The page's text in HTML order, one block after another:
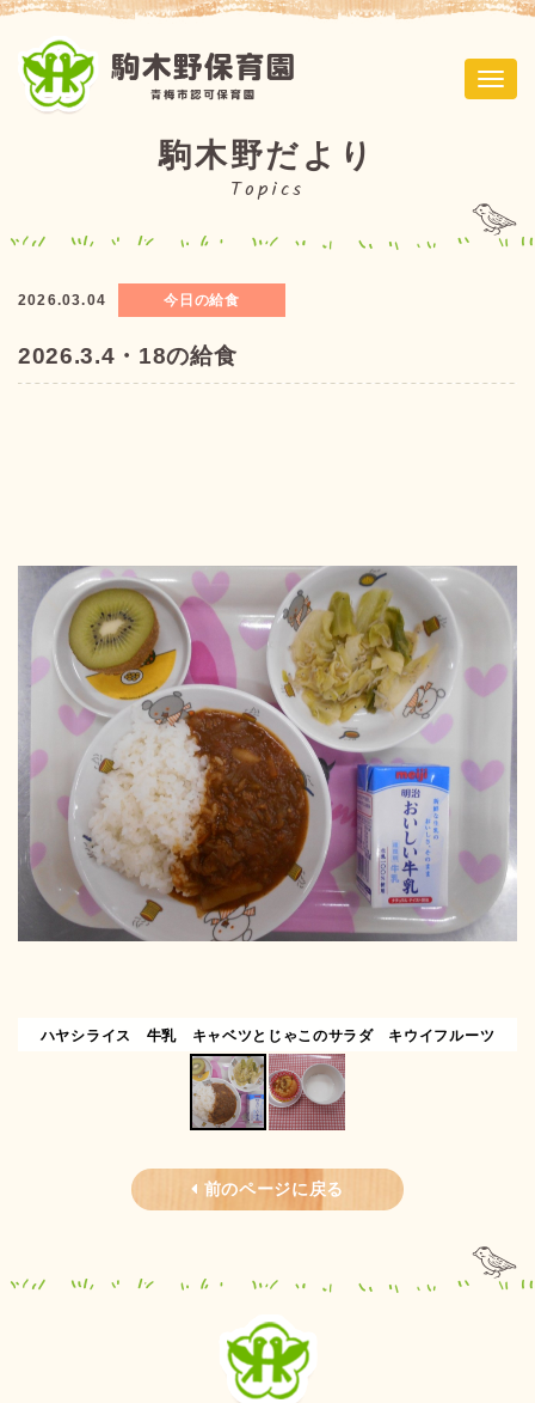
ナ
シ
ョ
駒木野だより
Topics
2026.03.04 今日の給食
2026.3.4・18の給食
ハヤシライス 牛乳 キャベツとじゃこのサラダ キウイフルーツ
前のページに戻る